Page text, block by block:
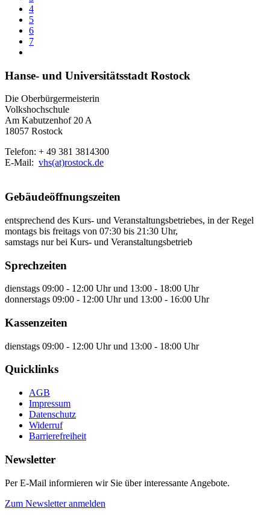
4
5
6
7
Hanse- und Universitätsstadt Rostock
Die Oberbürgermeisterin
Volkshochschule
Am Kabutzenhof 20 A
18057 Rostock
Telefon: + 49 381 3814300
E-Mail: vhs(at)rostock.de
Gebäudeöffnungszeiten
entsprechend des Kurs- und Veranstaltungsbetriebes, in der Regel
montags bis freitags von 07:30 bis 21:30 Uhr,
samstags nur bei Kurs- und Veranstaltungsbetrieb
Sprechzeiten
dienstags 09:00 - 12:00 Uhr und 13:00 - 18:00 Uhr
donnerstags 09:00 - 12:00 Uhr und 13:00 - 16:00 Uhr
Kassenzeiten
dienstags 09:00 - 12:00 Uhr und 13:00 - 18:00 Uhr
Quicklinks
AGB
Impressum
Datenschutz
Widerruf
Barrierefreiheit
Newsletter
Per E-Mail informieren wir Sie über interessante Angebote.
Zum Newsletter anmelden